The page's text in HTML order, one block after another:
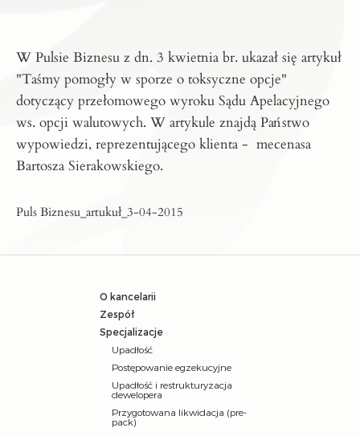
W Pulsie Biznesu z dn. 3 kwietnia br. ukazał się artykuł
"Taśmy pomogły w sporze o toksyczne opcje"
dotyczący przełomowego wyroku Sądu Apelacyjnego
ws. opcji walutowych. W artykule znajdą Państwo
wypowiedzi, reprezentującego klienta - mecenasa
Bartosza Sierakowskiego.
Puls Biznesu_artukuł_3-04-2015
O kancelarii
Zespół
Specjalizacje
Upadłość
Postępowanie egzekucyjne
Upadłość i restrukturyzacja
dewelopera
Przygotowana likwidacja (pre-
pack)